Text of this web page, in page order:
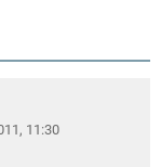
11:30